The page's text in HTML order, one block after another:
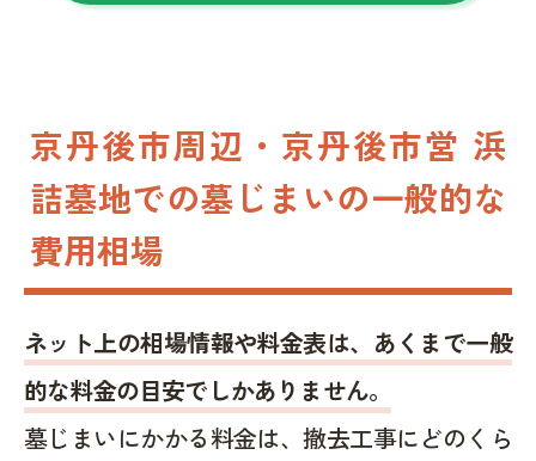
京丹後市周辺・京丹後市営 浜
詰墓地での墓じまいの一般的な
費用相場
ネット上の相場情報や料金表は、あくまで一般
的な料金の目安でしかありません。
墓じまいにかかる料金は、撤去工事にどのくら